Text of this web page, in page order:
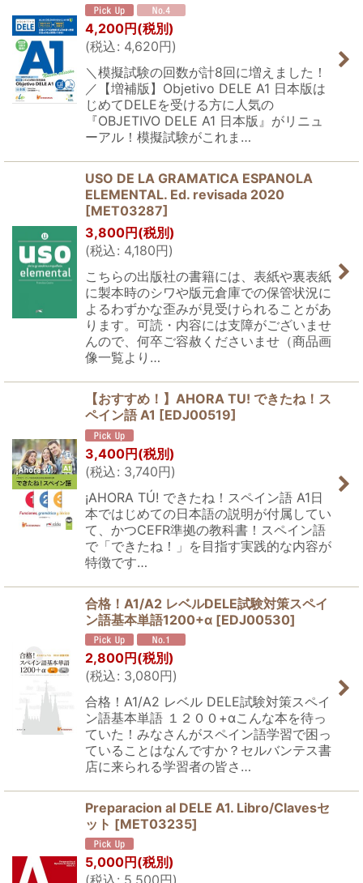
4,200円 (税別)
(税込: 4,620円)
＼模擬試験の回数が計8回に増えました！
／【増補版】Objetivo DELE A1 日本版は
じめてDELEを受ける方に人気の
『OBJETIVO DELE A1 日本版』がリニュ
ーアル！模擬試験がこれま…
USO DE LA GRAMATICA ESPANOLA
ELEMENTAL. Ed. revisada 2020
[MET03287]
3,800円 (税別)
(税込: 4,180円)
こちらの出版社の書籍には、表紙や裏表紙
に製本時のシワや版元倉庫での保管状況に
よるわずかな歪みが見受けられることがあ
ります。可読・内容には支障がございませ
んので、何卒ご容赦くださいませ（商品画
像一覧より…
【おすすめ！】AHORA TU! できたね！ス
ペイン語 A1 [EDJ00519]
3,400円(税別)
(税込: 3,740円)
¡AHORA TÚ! できたね！スペイン語 A1日
本ではじめての日本語の説明が付属してい
て、かつCEFR準拠の教科書！スペイン語
で「できたね！」を目指す実践的な内容が
特徴です…
合格！A1/A2 レベルDELE試験対策スペイ
ン語基本単語1200+α [EDJ00530]
2,800円(税別)
(税込: 3,080円)
合格！A1/A2 レベル DELE試験対策スペイ
ン語基本単語 １２００+αこんな本を待っ
ていた！みなさんがスペイン語学習で困っ
ていることはなんですか？セルバンテス書
店に来られる学習者の皆さ…
Preparacion al DELE A1. Libro/Clavesセ
ット [MET03235]
5,000円(税別)
(税込 : 5,500円)